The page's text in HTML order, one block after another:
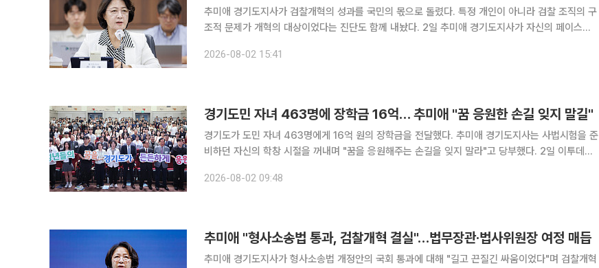
추미애 경기도지사가 검찰개혁의 성과를 국민의 몫으로 돌렸다. 특정 개인이 아니라 검찰 조직의 구
조적 문제가 개혁의 대상이었다는 진단도 함께 내놨다. 2일 추미애 경기도지사가 자신의 페이스북
것"이라고 적었다. 추 지사는 문제의 본질을 개인이 아닌 구조에서 찾
2026-08-02 15:41
경기도민 자녀 463명에 장학금 16억… 추미애 "꿈 응원한 손길 잊지 말길"
경기도가 도민 자녀 463명에게 16억 원의 장학금을 전달했다. 추미애 경기도지사는 사법시험을 준
비하던 자신의 학창 시절을 꺼내며 "꿈을 응원해주는 손길을 잊지 말라"고 당부했다. 2일 이투데이
회장학회 주관 '2026년 경기도민 자녀 장학증서 교부식'에 참석해
2026-08-02 09:48
추미애 "형사소송법 통과, 검찰개혁 결실"…법무장관·법사위원장 여정 매듭
추미애 경기도지사가 형사소송법 개정안의 국회 통과에 대해 "길고 끈질긴 싸움이었다"며 검찰개혁